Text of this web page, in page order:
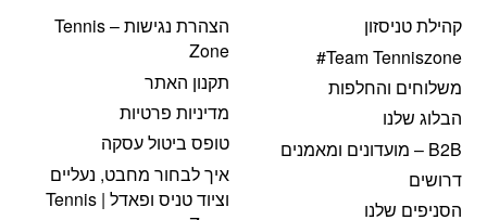
קהילת טניסזון
Team Tenniszone#
משלוחים והחלפות
הבלוג שלנו
B2B – מועדונים ומאמנים
דרושים
הסניפים שלנו
הצהרת נגישות – Tennis
Zone
תקנון האתר
מדיניות פרטיות
טופס ביטול עסקה
איך לבחור מחבט, נעליים
וציוד טניס ופאדל | Tennis